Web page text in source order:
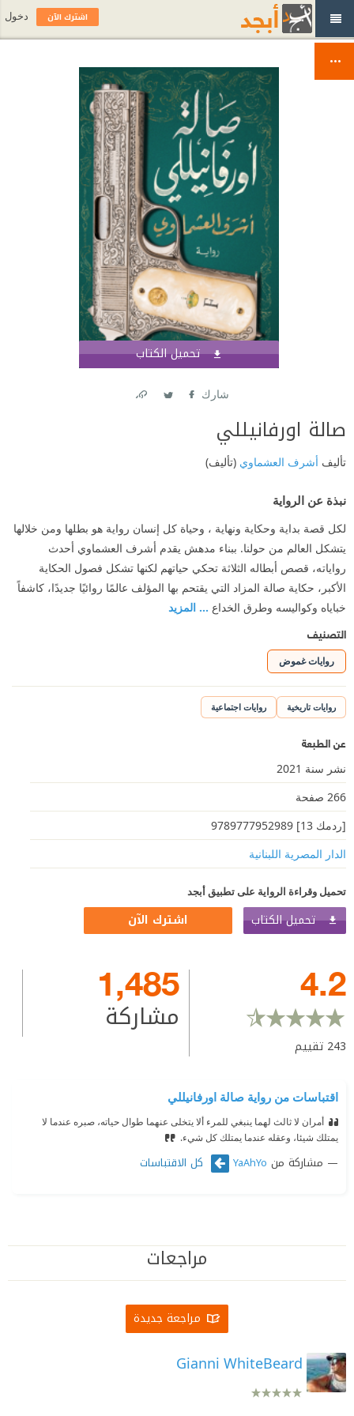
تحميل الكتاب
شارك
صالة اورفانيللي
تأليف أشرف العشماوي (تأليف)
نبذة عن الرواية
لكل قصة بداية وحكاية ونهاية ، وحياة كل إنسان رواية هو بطلها ومن خلالها
يتشكل العالم من حولنا. ببناء مدهش يقدم أشرف العشماوي أحدث
رواياته، قصص أبطاله الثلاثة تحكي حياتهم لكنها تشكل فصول الحكاية
الأكبر، حكاية صالة المزاد التي يقتحم بها المؤلف عالمًا روائيًا جديدًا، كاشفاً
خباياه وكواليسه وطرق الخداع ... المزيد
التصنيف
روايات غموض
روايات تاريخية روايات اجتماعية
عن الطبعة
نشر سنة 2021
266 صفحة
[ردمك 13] 9789777952989
الدار المصرية اللبنانية
تحميل وقراءة الرواية على تطبيق أبجد
تحميل الكتاب اشترك الآن
4.2
243 تقييم
1,485
مشاركة
اقتباسات من رواية صالة اورفانيللي
أمران لا ثالث لهما ينبغي للمرء ألا يتخلى عنهما طوال حياته، صبره عندما لا
يمتلك شيئا، وعقله عندما يمتلك كل شيء.
مشاركة من YaAhYo كل الاقتباسات
مراجعات
مراجعة جديدة
Gianni WhiteBeard
اشترك الآن دخول